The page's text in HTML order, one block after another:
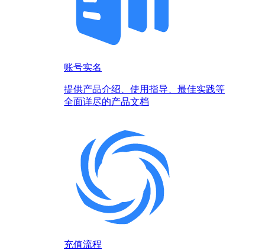
账号实名
提供产品介绍、使用指导、最佳实践等
全面详尽的产品文档
充值流程